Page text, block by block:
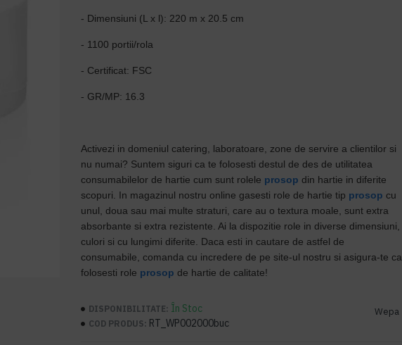
- Dimensiuni (L x l): 220 m x 20.5 cm
- 1100 portii/rola
- Certificat: FSC
- GR/MP: 16.3
Activezi in domeniul catering, laboratoare, zone de servire a clientilor si
nu numai? Suntem siguri ca te folosesti destul de des de utilitatea
consumabilelor de hartie cum sunt rolele prosop din hartie in diferite
scopuri. In magazinul nostru online gasesti role de hartie tip prosop cu
unul, doua sau mai multe straturi, care au o textura moale, sunt extra
absorbante si extra rezistente. Ai la dispozitie role in diverse dimensiuni,
culori si cu lungimi diferite. Daca esti in cautare de astfel de
consumabile, comanda cu incredere de pe site-ul nostru si asigura-te ca
folosesti role prosop de hartie de calitate!
DISPONIBILITATE: În Stoc
COD PRODUS: RT_WP002000buc
Wepa